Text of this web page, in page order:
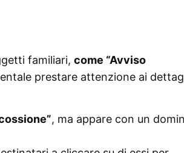
familiari, come “Avviso
prestare attenzione ai
, ma appare con un